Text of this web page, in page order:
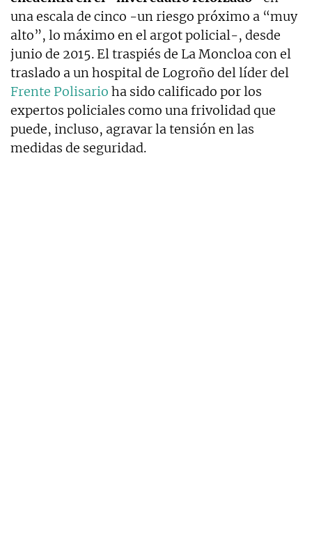
una escala de cinco -un riesgo próximo a “muy
alto”, lo máximo en el argot policial-, desde
junio de 2015. El traspiés de La Moncloa con el
traslado a un hospital de Logroño del líder del
Frente Polisario ha sido calificado por los
expertos policiales como una frivolidad que
puede, incluso, agravar la tensión en las
medidas de seguridad.